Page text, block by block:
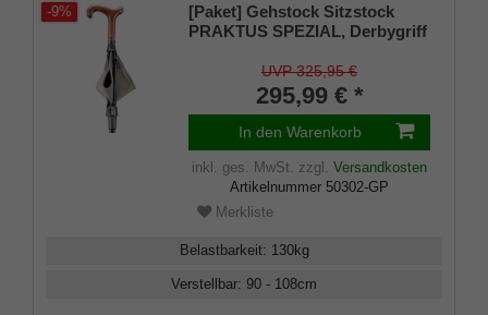
-9%
[Paket] Gehstock Sitzstock
PRAKTUS SPEZIAL, Derbygriff
Sitzfläche mit
Stahlstreben,echtes
Rindsleder, Wechselspitze
Innen und Außen
UVP 325,95 €
295,99 € *
In den Warenkorb
inkl. ges. MwSt. zzgl. Versandkosten
Artikelnummer 50302-GP
Merkliste
Belastbarkeit: 130kg
Verstellbar: 90 - 108cm